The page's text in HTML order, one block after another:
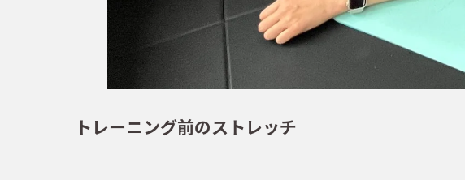
トレーニング前のストレッチ